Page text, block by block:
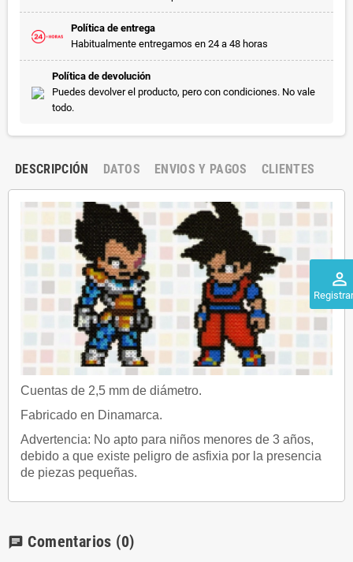
perm_identity
Política de entrega
Habitualmente entregamos en 24 a 48 horas
Política de devolución
Puedes devolver el producto, pero con condiciones. No vale
todo.
DESCRIPCIÓN DATOS ENVIOS Y PAGOS CLIENTES
Cuentas de 2,5 mm de diámetro.
Fabricado en Dinamarca.
Advertencia: No apto para niños menores de 3 años,
debido a que existe peligro de asfixia por la presencia
de piezas pequeñas.
chat Comentarios (0)